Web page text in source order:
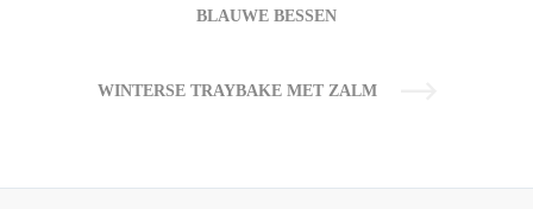
BLAUWE BESSEN
WINTERSE TRAYBAKE MET ZALM